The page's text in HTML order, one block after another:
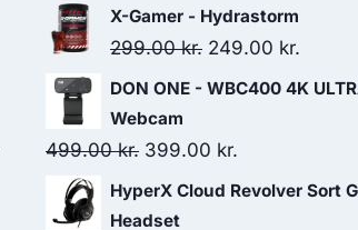
price
was:
price
is:
X-Gamer - Hydrastorm
299.00kr. Original
price
299.00 kr..
249.00 kr.
price
DON ONE - WBC400 4K
Webcam
499.00kr. Original
price
was:
399.00 kr.
price
HyperX Cloud Revolver Sort
Headset